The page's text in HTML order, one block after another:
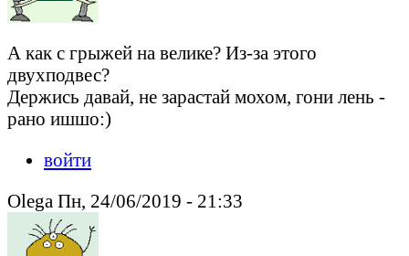
А как с грыжей на велике? Из-за этого
двухподвес?
Держись давай, не зарастай мохом, гони лень -
рано ишшо:)
войти
Olega Пн, 24/06/2019 - 21:33